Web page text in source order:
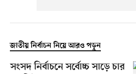
জাতীয় নির্বাচন নিয়ে আরও পড়ুন
সংসদ নির্বাচনে সর্বোচ্চ সাড়ে চার